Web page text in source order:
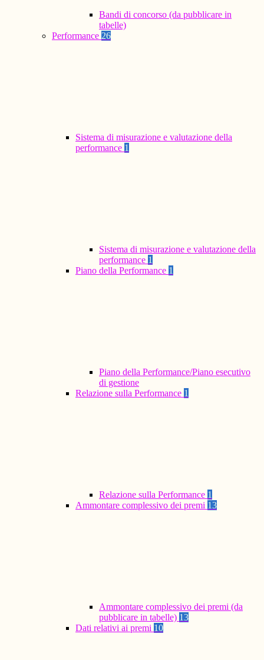
Bandi di concorso (da pubblicare in
tabelle)
Performance 26
Sistema di misurazione e valutazione della
performance 1
Sistema di misurazione e valutazione della
performance 1
Piano della Performance 1
Piano della Performance/Piano esecutivo
di gestione
Relazione sulla Performance 1
Relazione sulla Performance 1
Ammontare complessivo dei premi 13
Ammontare complessivo dei premi (da
pubblicare in tabelle) 13
Dati relativi ai premi 10